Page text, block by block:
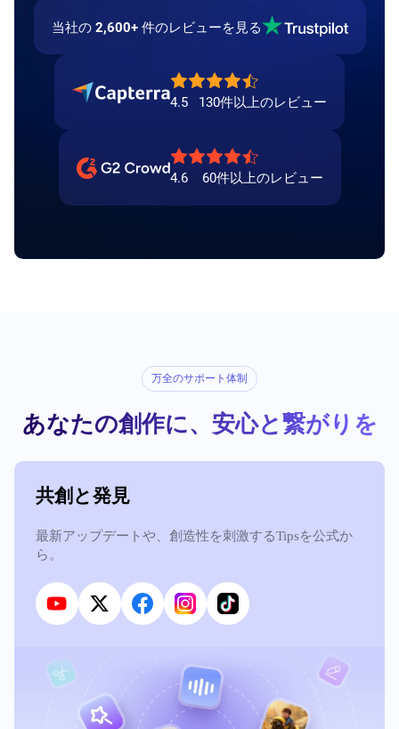
当社の 2,600+件のレビューを見る
4.5 130件以上のレビュー
4.6 60件以上のレビュー
万全のサポート体制
あなたの創作に、安心と繋がりを
共創と発見
最新アップデートや、創造性を刺激するTipsを公式か
ら。